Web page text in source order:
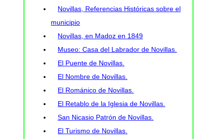
Novillas, Referencias Históricas sobre el
municipio
Novillas, en Madoz en 1849
Museo: Casa del Labrador de Novillas.
El Puente de Novillas.
El Nombre de Novillas.
El Románico de Novillas.
El Retablo de la Iglesia de Novillas.
San Nicasio Patrón de Novillas.
El Turismo de Novillas.